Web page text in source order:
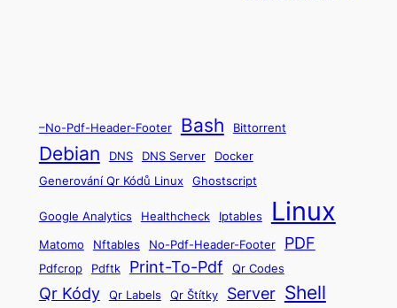
–no-Pdf-Header-Footer Bash Bittorrent
Debian DNS DNS Server
Docker
Generování Qr Kódů Linux
Ghostscript
Google Analytics Healthcheck Iptables Linux
Matomo Nftables No-Pdf-Header-Footer PDF
Pdfcrop Pdftk Print-To-Pdf Qr Codes
Qr Kódy Qr Labels Qr Štítky Server Shell